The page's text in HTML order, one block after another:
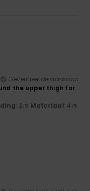
Geverifieerde aankoop
the upper thigh for
: 3/5 Materiaal: 4 /5